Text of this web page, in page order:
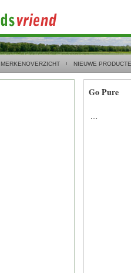
MERKENOVERZICHT NIEUWE
Go Pure